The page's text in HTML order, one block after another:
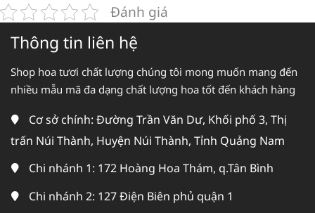
Đánh giá
Thông tin liên hệ
Shop hoa tươi chất lượng chúng tôi mong muốn mang đến
nhiều mẫu mã đa dạng chất lượng hoa tốt đến khách hàng
Cơ sở chính: Đường Trần Văn Dư, Khối phố 3, Thị
trấn Núi Thành, Huyện Núi Thành, Tỉnh Quảng Nam
Chi nhánh 1: 172 Hoàng Hoa Thám, q.Tân Bình
Chi nhánh 2: 127 Điện Biên phủ quận 1